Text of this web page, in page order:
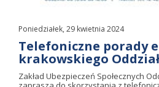
Poniedziałek, 29 kwietnia 2024
Telefoniczne porady
krakowskiego
Zakład Ubezpieczeń Społecznych